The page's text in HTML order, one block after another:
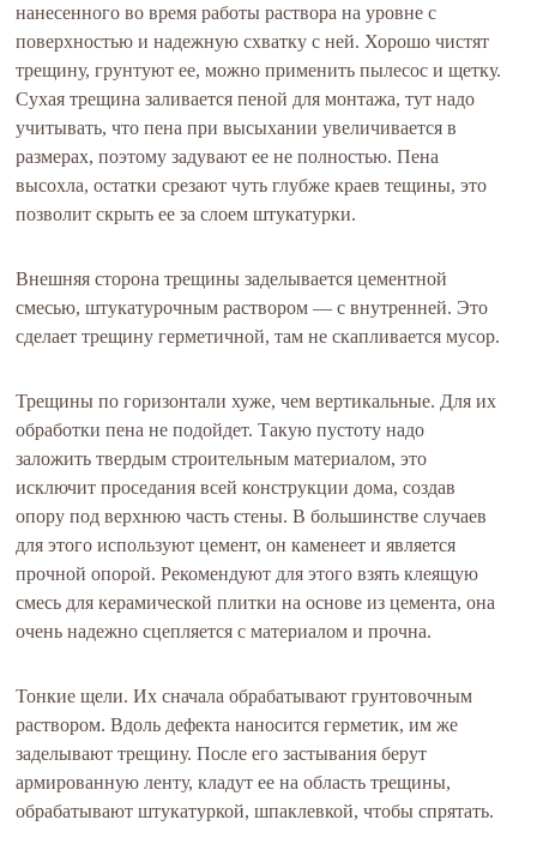
нанесенного во время работы раствора на уровне с
поверхностью и надежную схватку с ней. Хорошо чистят
трещину, грунтуют ее, можно применить пылесос и щетку.
Сухая трещина заливается пеной для монтажа, тут надо
учитывать, что пена при высыхании увеличивается в
размерах, поэтому задувают ее не полностью. Пена
высохла, остатки срезают чуть глубже краев тещины, это
позволит скрыть ее за слоем штукатурки.
Внешняя сторона трещины заделывается цементной
смесью, штукатурочным раствором — с внутренней. Это
сделает трещину герметичной, там не скапливается мусор.
Трещины по горизонтали хуже, чем вертикальные. Для их
обработки пена не подойдет. Такую пустоту надо
заложить твердым строительным материалом, это
исключит проседания всей конструкции дома, создав
опору под верхнюю часть стены. В большинстве случаев
для этого используют цемент, он каменеет и является
прочной опорой. Рекомендуют для этого взять клеящую
смесь для керамической плитки на основе из цемента, она
очень надежно сцепляется с материалом и прочна.
Тонкие щели. Их сначала обрабатывают грунтовочным
раствором. Вдоль дефекта наносится герметик, им же
заделывают трещину. После его застывания берут
армированную ленту, кладут ее на область трещины,
обрабатывают штукатуркой, шпаклевкой, чтобы спрятать.